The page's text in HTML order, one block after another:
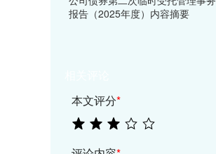
报告（2025年度）内容摘要
本文评分*